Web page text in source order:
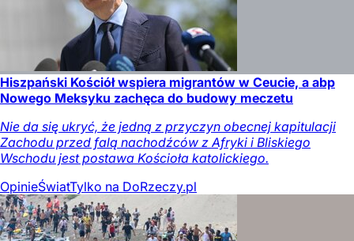
Hiszpański Kościół wspiera migrantów w Ceucie, a abp
Nowego Meksyku zachęca do budowy meczetu
Nie da się ukryć, że jedną z przyczyn obecnej kapitulacji
Zachodu przed falą nachodźców z Afryki i Bliskiego
Wschodu jest postawa Kościoła katolickiego.
OpinieŚwiatTylko na DoRzeczy.pl